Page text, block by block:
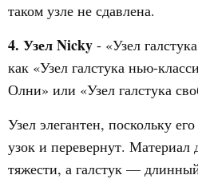
таком узле не сдавлена.
4. Узел Nicky - «Узел
как «Узел галстука нью-
Олни» или «Узел галстука
Узел элегантен, поскольку
узок и перевернут.
тяжести, а галстук —